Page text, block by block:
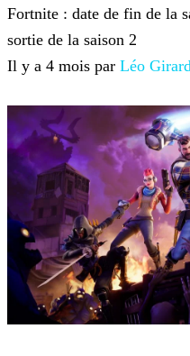
Fortnite : date de fin de la
sortie de la saison 2
Il y a 4 mois par Léo